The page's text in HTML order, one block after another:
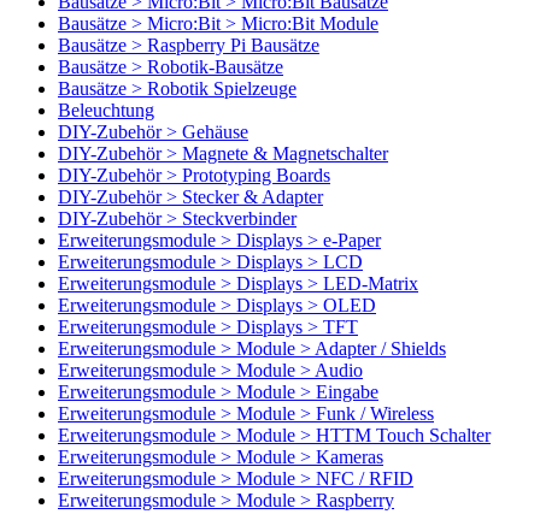
Bausätze > Micro:Bit > Micro:Bit Module
Bausätze > Raspberry Pi Bausätze
Bausätze > Robotik-Bausätze
Bausätze > Robotik Spielzeuge
Beleuchtung
DIY-Zubehör > Gehäuse
DIY-Zubehör > Magnete & Magnetschalter
DIY-Zubehör > Prototyping Boards
DIY-Zubehör > Stecker & Adapter
DIY-Zubehör > Steckverbinder
Erweiterungsmodule > Displays > e-Paper
Erweiterungsmodule > Displays > LCD
Erweiterungsmodule > Displays > LED-Matrix
Erweiterungsmodule > Displays > OLED
Erweiterungsmodule > Displays > TFT
Erweiterungsmodule > Module > Adapter / Shields
Erweiterungsmodule > Module > Audio
Erweiterungsmodule > Module > Eingabe
Erweiterungsmodule > Module > Funk / Wireless
Erweiterungsmodule > Module > HTTM Touch Schalter
Erweiterungsmodule > Module > Kameras
Erweiterungsmodule > Module > NFC / RFID
Erweiterungsmodule > Module > Raspberry